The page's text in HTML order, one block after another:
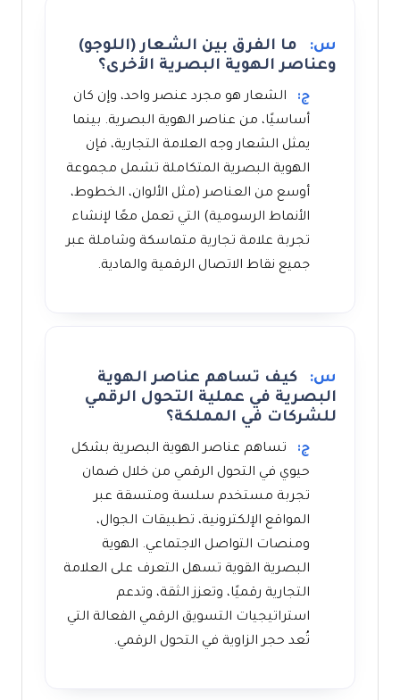
س:
ما الفرق بين الشعار (اللوجو)
وعناصر الهوية البصرية الأخرى؟
ج:
الشعار هو مجرد عنصر واحد، وإن كان
أساسيًا، من عناصر الهوية البصرية. بينما
يمثل الشعار وجه العلامة التجارية، فإن
الهوية البصرية المتكاملة تشمل مجموعة
أوسع من العناصر (مثل الألوان، الخطوط،
الأنماط الرسومية) التي تعمل معًا لإنشاء
تجربة علامة تجارية متماسكة وشاملة عبر
جميع نقاط الاتصال الرقمية والمادية.
س:
كيف تساهم عناصر الهوية
البصرية في عملية التحول الرقمي
للشركات في المملكة؟
ج:
تساهم عناصر الهوية البصرية بشكل
حيوي في التحول الرقمي من خلال ضمان
تجربة مستخدم سلسة ومتسقة عبر
المواقع الإلكترونية، تطبيقات الجوال،
ومنصات التواصل الاجتماعي. الهوية
البصرية القوية تسهل التعرف على العلامة
التجارية رقميًا، وتعزز الثقة، وتدعم
استراتيجيات التسويق الرقمي الفعالة التي
تُعد حجر الزاوية في التحول الرقمي.